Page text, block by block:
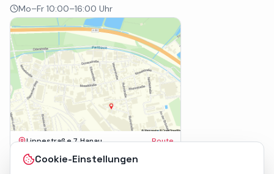
Cookie-Einstellungen
Mo–Fr 10:00–16:00 Uhr
Lippestraße 7, Hanau Route
Impressum